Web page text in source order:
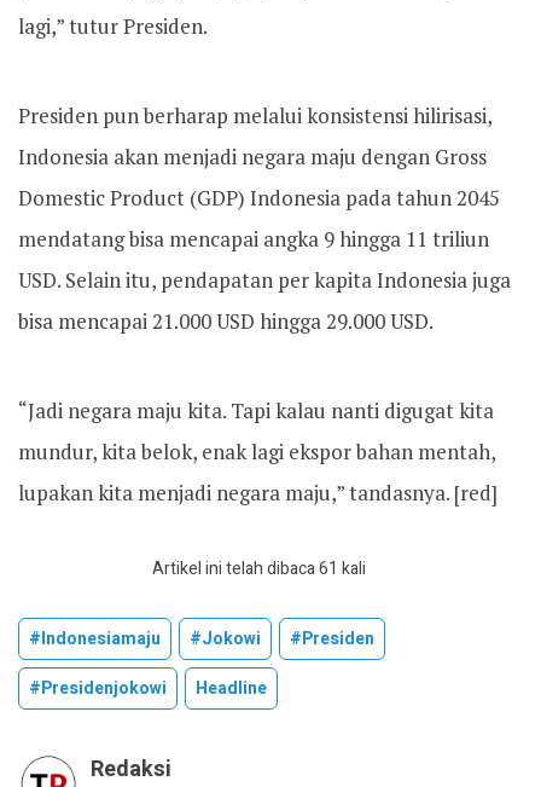
lagi,” tutur Presiden.
Presiden pun berharap melalui konsistensi hilirisasi,
Indonesia akan menjadi negara maju dengan Gross
Domestic Product (GDP) Indonesia pada tahun 2045
mendatang bisa mencapai angka 9 hingga 11 triliun
USD. Selain itu, pendapatan per kapita Indonesia juga
bisa mencapai 21.000 USD hingga 29.000 USD.
“Jadi negara maju kita. Tapi kalau nanti digugat kita
mundur, kita belok, enak lagi ekspor bahan mentah,
lupakan kita menjadi negara maju,” tandasnya. [red]
Artikel ini telah dibaca 61 kali
#indonesiamaju #jokowi
#presiden
#presidenjokowi
Headline
Redaksi